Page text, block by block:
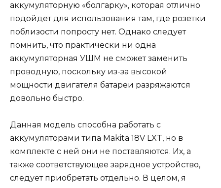
аккумуляторную «болгарку», которая отлично
подойдет для использования там, где розетки
поблизости попросту нет. Однако следует
помнить, что практически ни одна
аккумуляторная УШМ не сможет заменить
проводную, поскольку из-за высокой
мощности двигателя батареи разряжаются
довольно быстро.
Данная модель способна работать с
аккумуляторами типа Makita 18V LXT, но в
комплекте с ней они не поставляются. Их, а
также соответствующее зарядное устройство,
следует приобретать отдельно. В целом, я